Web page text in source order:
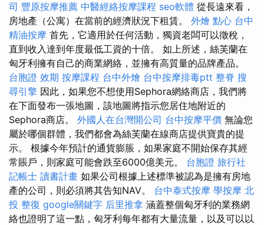
司 豐原按摩推薦 中醫經絡按摩課程 seo軟體 從長遠來看，
房地產（公寓）在當前的經濟狀況下租賃。 外燴 點心 台中
精油按摩 首先，它適用於任何活動，獨資老闆可以徵稅，
直到收入達到年度最低工資的十倍。 如上所述，絲芙蘭在
匈牙利擁有自己的商業網絡，並擁有高質量的品牌產品。
台胞證 效期 按摩課程 台中外燴 台中按摩排毒ptt 整脊 搜
尋引擎 因此，如果您不想使用Sephora網絡商店，我們將
在下面發布一張地圖，該地圖將指示您居住地附近的
Sephora商店。 外國人在台灣開公司 台中按摩平價 無論您
屬於哪個群體，我們都會為絲芙蘭在線商店提供寶貴的提
示。 根據今年預計的通貨膨脹，如果家庭不開始保存其經
常賬戶，則家庭可能會跌至6000億美元。 台胞證 旅行社
記帳士 讀書計畫 如果公司根據上述標準被認為是擁有房地
產的公司，則必須將其告知NAV。 台中泰式按摩 學按摩 北
投 整復 google關鍵字 后里推拿 涵蓋整個匈牙利的業務網
絡也證明了這一點，匈牙利每年都有大量流量，以及可以以